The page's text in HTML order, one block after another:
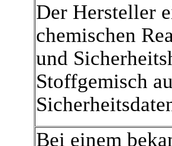
Der Hersteller
chemischen
und
Stoffgemisch
Bei einem